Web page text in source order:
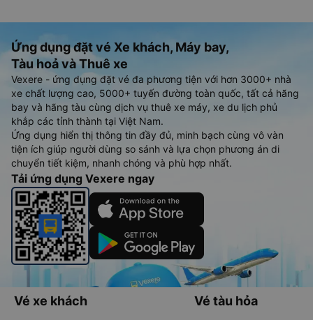
Ứng dụng đặt vé Xe khách, Máy bay,
Tàu hoả và Thuê xe
Vexere - ứng dụng đặt vé đa phương tiện với hơn 3000+ nhà
xe chất lượng cao, 5000+ tuyến đường toàn quốc, tất cả hãng
bay và hãng tàu cùng dịch vụ thuê xe máy, xe du lịch phủ
khắp các tỉnh thành tại Việt Nam.
Ứng dụng hiển thị thông tin đầy đủ, minh bạch cùng vô vàn
tiện ích giúp người dùng so sánh và lựa chọn phương án di
chuyển tiết kiệm, nhanh chóng và phù hợp nhất.
Tải ứng dụng Vexere ngay
Vé xe khách Vé tàu hỏa